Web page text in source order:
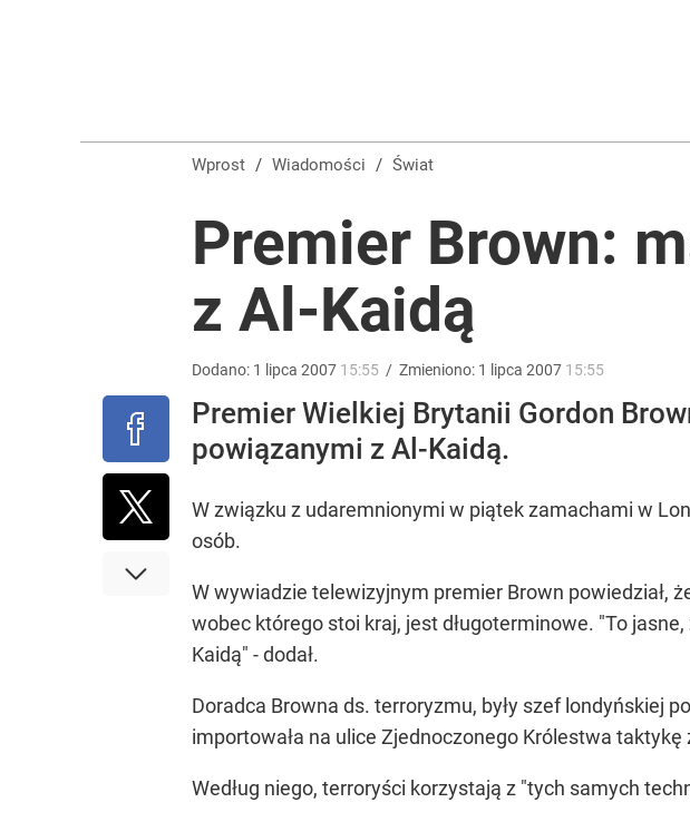
Afront Morawieckiego wobec Nawrockiego? Jest ostra reakcja na
Ekspert z mocnym porównaniem po wystąpieniu Nawrockiego. „Putin by
Wprost / Wiadomości / Świat
Premier Brown:
z Al-Kaidą
Dodano: 1 lipca 2007 15:55 / Zmieniono: 1 lipca 2007 15:55
Premier Wielkiej Brytanii Gordon
powiązanymi z Al-Kaidą.
W związku z udaremnionymi w piątek zamachami w
osób.
W wywiadzie telewizyjnym premier Brown powiedział,
wobec którego stoi kraj, jest długoterminowe. "To
Kaidą" - dodał.
Doradca Browna ds. terroryzmu, były szef londyńskiej
importowała na ulice Zjednoczonego Królestwa taktykę
Według niego, terroryści korzystają z "tych samych